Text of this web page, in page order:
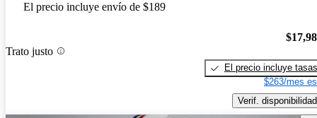
El precio incluye envío de $189
Trato justo
El precio incluye tasas
$263/mes
Verif. disponibilidad